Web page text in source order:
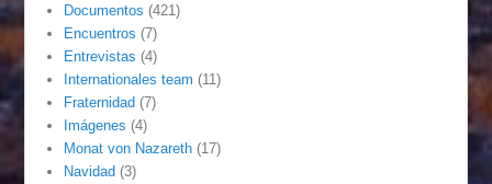
Documentos (421)
Encuentros (7)
Entrevistas (4)
Internationales team (11)
Fraternidad (7)
Imágenes (4)
Monat von Nazareth (17)
Navidad (3)